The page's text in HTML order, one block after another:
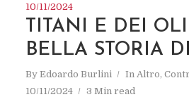
10/11/2024
TITANI E DEI
BELLA STORIA
By Edoardo Burlini In Altro,
10/11/2024
3 Min read